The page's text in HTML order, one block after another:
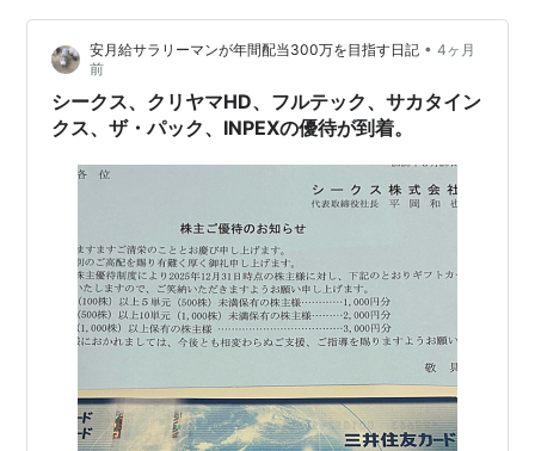
収し寺岡ファシリティーズに社名変更
2015年（平成27年）7月 - フルテック株式会社に社
名変更
安月給サラリーマンが年間配当300万を目指す日記 • 4ヶ月
前
シークス、クリヤマHD、フルテック、サカタイン
クス、ザ・パック、INPEXの優待が到着。